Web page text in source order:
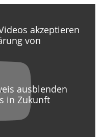
akzeptieren
von
ausblenden
in Zukunft